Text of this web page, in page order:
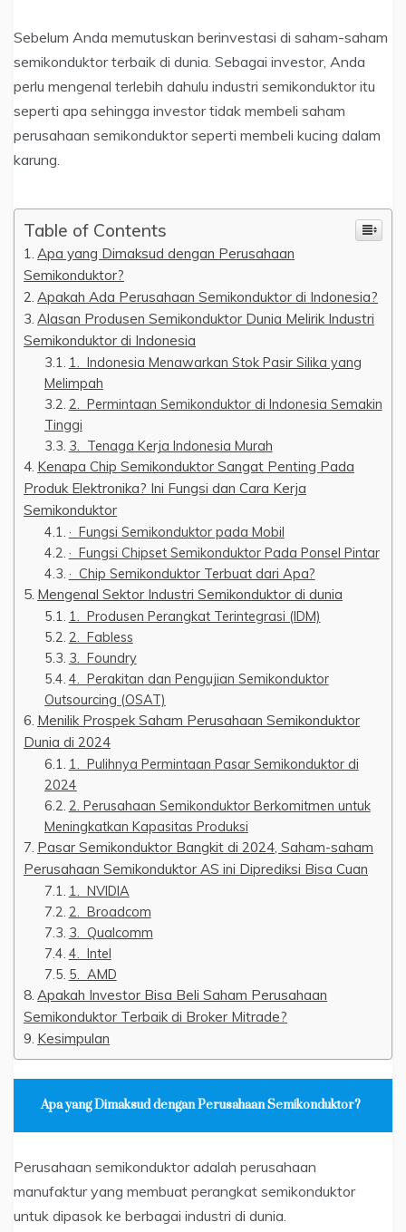
Sebelum Anda memutuskan berinvestasi di saham-saham
semikonduktor terbaik di dunia. Sebagai investor, Anda
perlu mengenal terlebih dahulu industri semikonduktor itu
seperti apa sehingga investor tidak membeli saham
perusahaan semikonduktor seperti membeli kucing dalam
karung.
Table of Contents
Apa yang Dimaksud dengan Perusahaan
Semikonduktor?
Apakah Ada Perusahaan Semikonduktor di Indonesia?
Alasan Produsen Semikonduktor Dunia Melirik Industri
Semikonduktor di Indonesia
1. Indonesia Menawarkan Stok Pasir Silika yang
Melimpah
2. Permintaan Semikonduktor di Indonesia Semakin
Tinggi
3. Tenaga Kerja Indonesia Murah
Kenapa Chip Semikonduktor Sangat Penting Pada
Produk Elektronika? Ini Fungsi dan Cara Kerja
Semikonduktor
· Fungsi Semikonduktor pada Mobil
· Fungsi Chipset Semikonduktor Pada Ponsel Pintar
· Chip Semikonduktor Terbuat dari Apa?
Mengenal Sektor Industri Semikonduktor di dunia
1. Produsen Perangkat Terintegrasi (IDM)
2. Fabless
3. Foundry
4. Perakitan dan Pengujian Semikonduktor
Outsourcing (OSAT)
Menilik Prospek Saham Perusahaan Semikonduktor
Dunia di 2024
1. Pulihnya Permintaan Pasar Semikonduktor di
2024
2. Perusahaan Semikonduktor Berkomitmen untuk
Meningkatkan Kapasitas Produksi
Pasar Semikonduktor Bangkit di 2024, Saham-saham
Perusahaan Semikonduktor AS ini Diprediksi Bisa Cuan
1. NVIDIA
2. Broadcom
3. Qualcomm
4. Intel
5. AMD
Apakah Investor Bisa Beli Saham Perusahaan
Semikonduktor Terbaik di Broker Mitrade?
Kesimpulan
Apa yang Dimaksud dengan Perusahaan Semikonduktor?
Perusahaan semikonduktor adalah perusahaan
manufaktur yang membuat perangkat semikonduktor
untuk dipasok ke berbagai industri di dunia.